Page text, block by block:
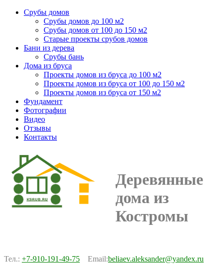
Срубы домов
Срубы домов до 100 м2
Срубы домов от 100 до 150 м2
Старые проекты срубов домов
Бани из дерева
Срубы бань
Дома из бруса
Проекты домов из бруса до 100 м2
Проекты домов из бруса от 100 до 150 м2
Проекты домов из бруса от 150 м2
Фундамент
Фотографии
Видео
Отзывы
Контакты
Деревянные
дома из
Костромы
Тел.: +7-910-191-49-75 Email:beliaev.aleksander@yandex.ru